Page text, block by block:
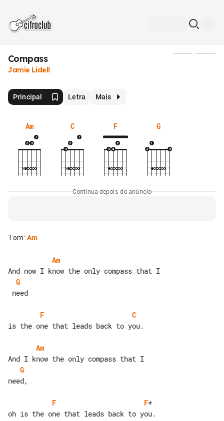
Compass
Jamie Lidell
Principal Letra Mais
Am C F G
Continua depois do anúncio
Tom: Am
Am
G
F
C
is the one that leads back to you.
Am
G
need,
F F*
oh is the one that leads back to you.